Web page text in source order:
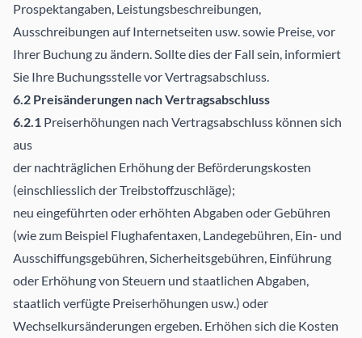
Prospektangaben, Leistungsbeschreibungen,
Ausschreibungen auf Internetseiten usw. sowie Preise, vor
Ihrer Buchung zu ändern. Sollte dies der Fall sein, informiert
Sie Ihre Buchungsstelle vor Vertragsabschluss.
6.2 Preisänderungen nach Vertragsabschluss
6.2.1 Preiserhöhungen nach Vertragsabschluss können sich
aus
der nachträglichen Erhöhung der Beförderungskosten
(einschliesslich der Treibstoffzuschläge);
neu eingeführten oder erhöhten Abgaben oder Gebühren
(wie zum Beispiel Flughafentaxen, Landegebühren, Ein- und
Ausschiffungsgebühren, Sicherheitsgebühren, Einführung
oder Erhöhung von Steuern und staatlichen Abgaben,
staatlich verfügte Preiserhöhungen usw.) oder
Wechselkursänderungen ergeben. Erhöhen sich die Kosten